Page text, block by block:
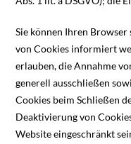
Sie können Ihren Browser
von Cookies informiert
erlauben, die Annahme
generell ausschließen
Cookies beim Schließen
Deaktivierung von
Website eingeschränkt